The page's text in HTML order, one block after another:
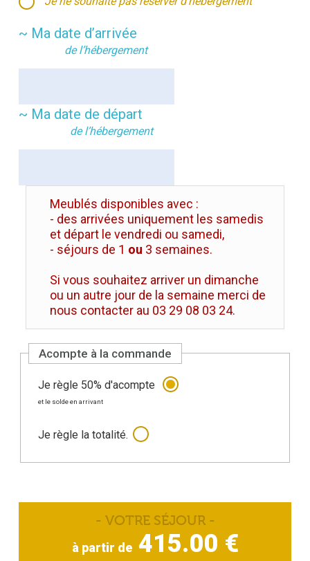
~ Ma date d’arrivée
de l’hébergement
~ Ma date de départ
de l’hébergement
Meublés disponibles avec :
- des arrivées uniquement les samedis
et départ le vendredi ou samedi,
- séjours de 1 ou 3 semaines.
Si vous souhaitez arriver un dimanche
ou un autre jour de la semaine merci de
nous contacter au 03 29 08 03 24.
Acompte à la commande
Je règle 50% d'acompte
et le solde en arrivant
Je règle la totalité.
- VOTRE SÉJOUR -
à partir de415.00 €